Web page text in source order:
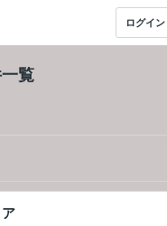
ログイン
覧